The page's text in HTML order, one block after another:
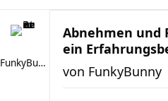
FunkyBunny
Abnehmen und
ein
von FunkyBunny